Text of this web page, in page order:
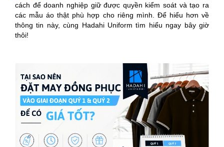
cách để doanh nghiệp giữ được quyền kiểm soát và tạo ra
các mẫu áo thật phù hợp cho riêng mình. Để hiểu hơn về
thông tin này, cùng Hadahi Uniform tìm hiểu ngay bây giờ
thôi!